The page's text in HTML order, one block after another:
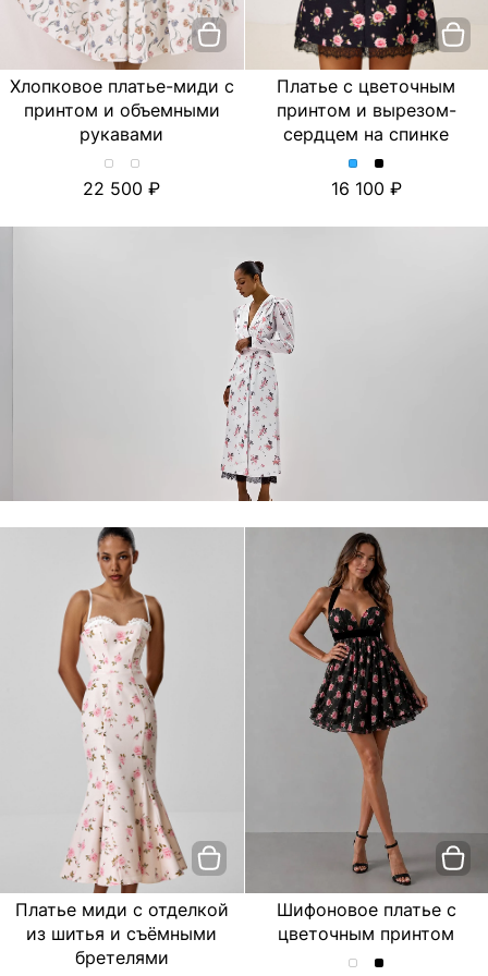
Хлопковое платье-миди с
принтом и объемными
рукавами
Хлопковое
платье-
с
Хлопковое
платье-
с
22 500
Платье с цветочным
принтом и вырезом-
сердцем на спинке
Платье
с
принтом
Платье
с
принтом
16 100
Платье миди с отделкой
из шитья и съёмными
бретелями
Шифоновое платье с
цветочным принтом
Шифоновое
Шифоновое